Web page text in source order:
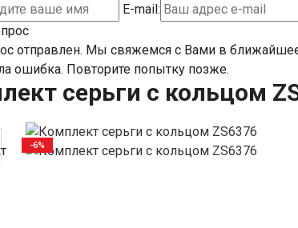
E-mail:
отправлен. Мы свяжемся с Вами в
ошибка. Повторите попытку позже.
серьги с кольцом
-6%